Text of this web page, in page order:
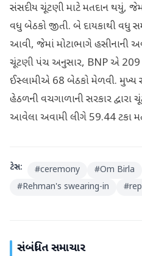
સંસદીય ચૂંટણી માટે મતદાન થયું,
વધુ બેઠકો જીતી. બે દાયકાથી વધુ
આવી, જેમાં મોટાભાગે હસીનાની
ચૂંટણી પંચ અનુસાર, BNP એ 209
ઈસ્લામીએ 68 બેઠકો મેળવી. મુખ્ય
હેઠળની વચગાળાની સરકાર દ્વારા
આવેલા અવામી લીગે 59.44 ટકા
ટેગ્સ: #ceremony #Om Birla
#Rehman's swearing-in #
સંબંધિત સમાચાર